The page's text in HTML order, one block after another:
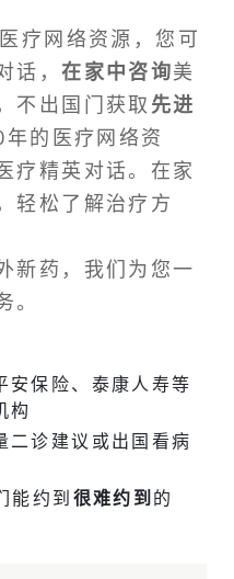
疗网络资源，您可
话，在家中咨询美
不出国门获取 先进
的医疗网络资
疗精英对话。在家
轻松了解治疗方
新药，我们为您一
。
安保险、泰康人寿等
构
二诊建议或出国看病
能约到很难约到 的